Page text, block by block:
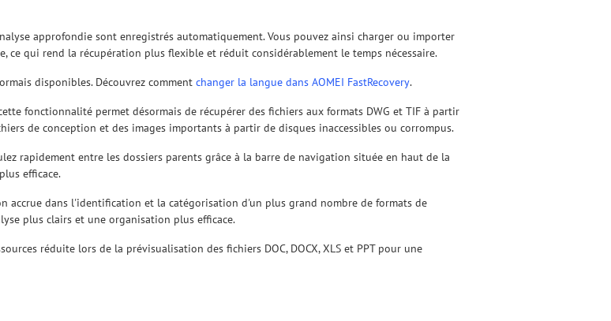
approfondie sont enregistrés automatiquement. Vous pouvez ainsi charger ou importer
ce qui rend la récupération plus flexible et réduit considérablement le temps nécessaire.
disponibles. Découvrez comment changer la langue dans AOMEI FastRecovery.
fonctionnalité permet désormais de récupérer des fichiers aux formats DWG et TIF à partir
de conception et des images importants à partir de disques inaccessibles ou corrompus.
rapidement entre les dossiers parents grâce à la barre de navigation située en haut de la
efficace.
accrue dans l'identification et la catégorisation d'un plus grand nombre de formats de
plus clairs et une organisation plus efficace.
réduite lors de la prévisualisation des fichiers DOC, DOCX, XLS et PPT pour une